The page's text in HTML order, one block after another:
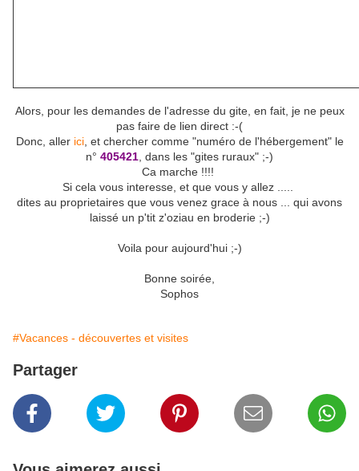
Alors, pour les demandes de l'adresse du gite, en fait, je ne peux
pas faire de lien direct :-(
Donc, aller ici, et chercher comme "numéro de l'hébergement" le
n° 405421 , dans les "gites ruraux" ;-)
Ca marche !!!!
Si cela vous interesse, et que vous y allez .....
dites au proprietaires que vous venez grace à nous ... qui avons
laissé un p'tit z'oziau en broderie ;-)
Voila pour aujourd'hui ;-)
Bonne soirée,
Sophos
#Vacances - découvertes et visites
Partager